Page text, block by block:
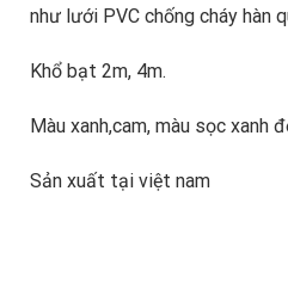
như lưới PVC chống cháy hàn
Khổ bạt 2m, 4m.
Màu xanh,cam, màu sọc xanh
Sản xuất tại việt nam